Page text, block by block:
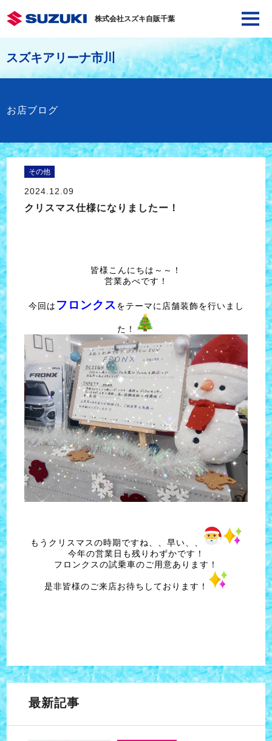
株式会社スズキ自販千葉
スズキアリーナ市川
お店ブログ
その他
2024.12.09
クリスマス仕様になりましたー！
皆様こんにちは～～！
営業あべです！
今回は フロンクス をテーマに店舗装飾を行いまし
た！
もうクリスマスの時期ですね、、早い、、
今年の営業日も残りわずかです！
フロンクスの試乗車のご用意あります！
是非皆様のご来店お待ちしております！
最新記事